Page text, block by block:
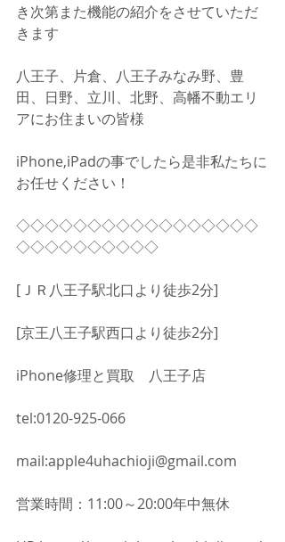
き次第また機能の紹介をさせていただ
きます
八王子、片倉、八王子みなみ野、豊
田、日野、立川、北野、高幡不動エリ
アにお住まいの皆様
iPhone,iPadの事でしたら是非私たちに
お任せください！
◇◇◇◇◇◇◇◇◇◇◇◇◇◇◇◇◇
◇◇◇◇◇◇◇◇◇◇
[ＪＲ八王子駅北口より徒歩2分]
[京王八王子駅西口より徒歩2分]
iPhone修理と買取　八王子店
tel:0120-925-066
mail:apple4uhachioji@gmail.com
営業時間：11:00～20:00年中無休